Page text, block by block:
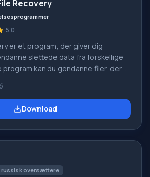
Recovery
5.0
er et program, der giver dig
slettede data fra forskellige
kan du gendanne filer, der er
skjult af ondsindet
grund af softwarefejl, fuldstændig
formatering eller sletning af
Download
russisk oversættere